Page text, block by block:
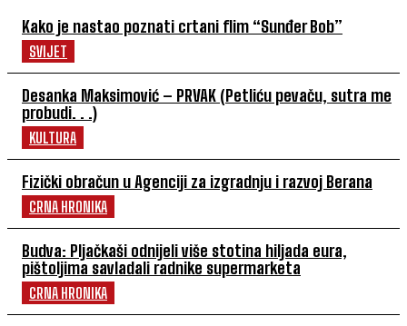
Kako je nastao poznati crtani flim “Sunđer Bob”
SVIJET
Desanka Maksimović – PRVAK (Petliću pevaču, sutra me
probudi. . .)
KULTURA
Fizički obračun u Agenciji za izgradnju i razvoj Berana
CRNA HRONIKA
Budva: Pljačkaši odnijeli više stotina hiljada eura,
pištoljima savladali radnike supermarketa
CRNA HRONIKA